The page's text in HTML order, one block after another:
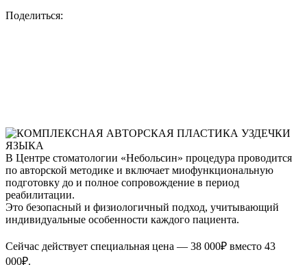
Поделиться:
В Центре стоматологии «Небольсин» процедура проводится
по авторской методике и включает миофункциональную
подготовку до и полное сопровождение в период
реабилитации.
Это безопасный и физиологичный подход, учитывающий
индивидуальные особенности каждого пациента.
Сейчас действует специальная цена — 38 000₽ вместо 43
000₽.